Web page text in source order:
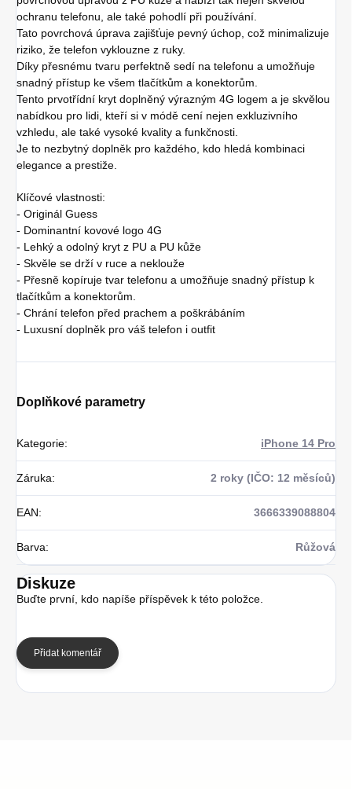
ochranu telefonu, ale také pohodlí při používání.
Tato povrchová úprava zajišťuje pevný úchop, což minimalizuje
riziko, že telefon vyklouzne z ruky.
Díky přesnému tvaru perfektně sedí na telefonu a umožňuje
snadný přístup ke všem tlačítkům a konektorům.
Tento prvotřídní kryt doplněný výrazným 4G logem a je skvělou
nabídkou pro lidi, kteří si v módě cení nejen exkluzivního
vzhledu, ale také vysoké kvality a funkčnosti.
Je to nezbytný doplněk pro každého, kdo hledá kombinaci
elegance a prestiže.
Klíčové vlastnosti:
- Originál Guess
- Dominantní kovové logo 4G
- Lehký a odolný kryt z PU a PU kůže
- Skvěle se drží v ruce a neklouže
- Přesně kopíruje tvar telefonu a umožňuje snadný přístup k
tlačítkům a konektorům.
- Chrání telefon před prachem a poškrábáním
- Luxusní doplněk pro váš telefon i outfit
Doplňkové parametry
Kategorie: iPhone 14 Pro
Záruka: 2 roky (IČO: 12 měsíců)
EAN: 3666339088804
Barva: Růžová
Diskuze
Buďte první, kdo napíše příspěvek k této položce.
Přidat komentář